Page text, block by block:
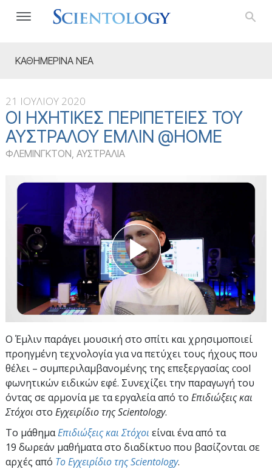
ΚΑΘΗΜΕΡΙΝΑ ΝΕΑ
21 ΙΟΥΛΙΟΥ 2020
ΟΙ ΗΧΗΤΙΚΈΣ ΠΕΡΙΠΈΤΕΙΕΣ ΤΟΥ
ΑΥΣΤΡΑΛΟΎ ΈΜΛΙΝ @HOME
ΦΛΕΜΙΝΓΚΤΟΝ, ΑΥΣΤΡΑΛΙΑ
Ο Έμλιν παράγει μουσική στο σπίτι και χρησιμοποιεί
προηγμένη τεχνολογία για να πετύχει τους ήχους που
θέλει – συμπεριλαμβανομένης της επεξεργασίας cool
φωνητικών ειδικών εφέ. Συνεχίζει την παραγωγή του
όντας σε αρμονία με τα εργαλεία από το Επιδιώξεις και
Στόχοι στο Εγχειρίδιο της Scientology.
Το μάθημαΕπιδιώξεις και Στόχοι είναι ένα από τα
19 δωρεάν μαθήματα στο διαδίκτυο που βασίζονται σε
αρχές από Το Εγχειρίδιο της Scientology.